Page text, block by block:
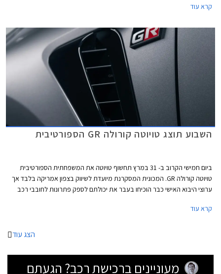
המירוצים של טויוטה GAZOO Racing שאמונה על פיתוח המכונית.
קרא עוד
השבוע תוצג טויוטה קורולה GR הספורטיבית
ביום חמישי הקרוב ב- 31 במרץ תחשוף טויוטה את המשפחתית הספורטיבית
טויוטה קורולה GR. המכונית המסקרנת מיועדת לשיווק בצפון אמריקה בלבד אך
ערוצי היבוא האישי כבר הוכיחו בעבר את יכולתם לספק פתרונות לחובבי רכב
כשהיא כבר מחליטה לעשות זאת היא בדרך כלל לא מאכזבת ומצליחה לספק
קרא עוד
הצג עוד
מעוניינים ברכישת רכב? הגעתם